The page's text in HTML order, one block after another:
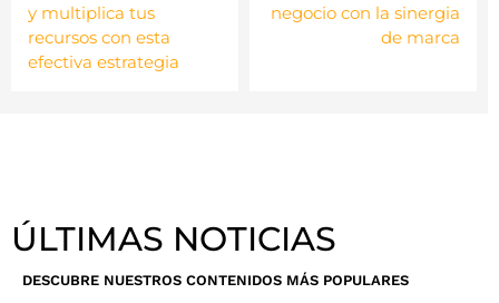
y multiplica tus
recursos con esta
efectiva estrategia
negocio con la sinergia
de marca
ÚLTIMAS NOTICIAS
DESCUBRE NUESTROS CONTENIDOS MÁS POPULARES